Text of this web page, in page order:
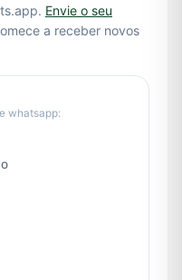
Envie o seu
a receber novos
whatsapp: